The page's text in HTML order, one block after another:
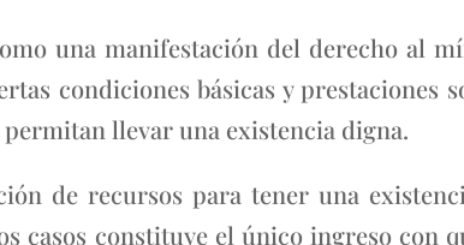
una manifestación del derecho al
condiciones básicas y prestaciones
llevar una existencia digna.
de recursos para tener una
casos constituye el único ingreso con